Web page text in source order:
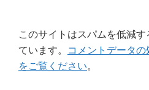
このサイトはスパムを低減
ています。 コメントデータ
をご覧ください。